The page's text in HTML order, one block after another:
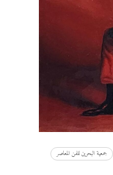
جمعية البحرين للفن المعاصر